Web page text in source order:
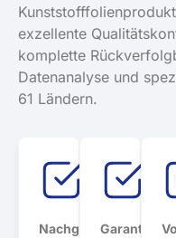
exzellente
komplette
Datenanalyse und
61 Ländern.
NachgewieseneGarantierte